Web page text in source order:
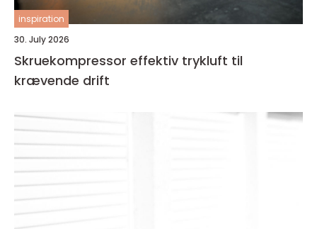
inspiration
30. July 2026
Skruekompressor effektiv trykluft til
krævende drift